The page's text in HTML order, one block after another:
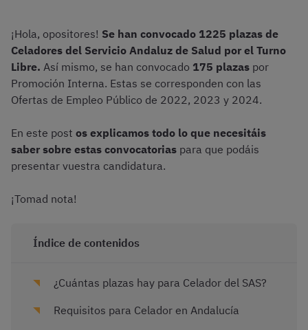
¡Hola, opositores! Se han convocado 1225 plazas de
Celadores del Servicio Andaluz de Salud por el Turno
Libre. Así mismo, se han convocado 175 plazas por
Promoción Interna. Estas se corresponden con las
Ofertas de Empleo Público de 2022, 2023 y 2024.
En este post os explicamos todo lo que necesitáis
saber sobre estas convocatorias para que podáis
presentar vuestra candidatura.
¡Tomad nota!
Índice de contenidos
¿Cuántas plazas hay para Celador del SAS?
Requisitos para Celador en Andalucía